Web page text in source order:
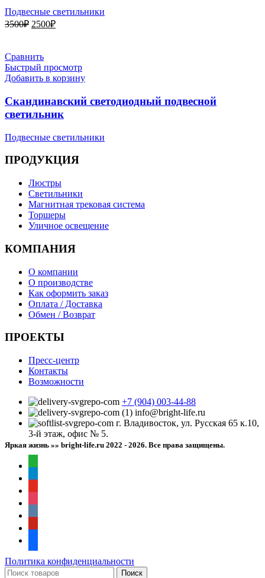
Подвесные светильники
3500₽ Первоначальная
3500₽.
2500₽Текущая
Сравнить
Быстрый просмотр
Добавить в корзину
Скандинавский светодиодный подвесной
светильник
Подвесные светильники
ПРОДУКЦИЯ
Люстры
Светильники
Магнитная трековая система
Торшеры
Уличное освещение
КОМПАНИЯ
О компании
О производстве
Как оформить заказ
Оплата / Доставка
Обмен / Возврат
ПРОЕКТЫ
Пресс-центр
Контакты
Возможности
+7 (904) 003-44-88
info@bright-life.ru
г. Владивосток, ул. Русская 65 к.10,
3-й этаж, офис № 5.
Яркая жизнь »» bright-life.ru 2022 - 2026. Все права защищены.
Политика конфиденциальности
Поиск